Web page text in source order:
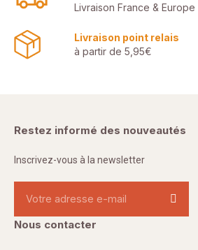
Livraison France & Europe
Livraison point relais
à partir de 5,95€
Restez informé des nouveautés
Inscrivez-vous à la newsletter
Nous contacter